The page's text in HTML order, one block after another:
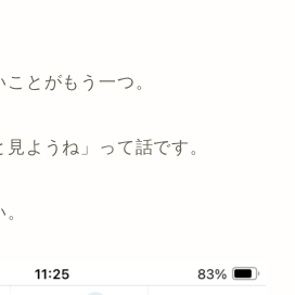
とがもう一つ。
見ようね」って話です。